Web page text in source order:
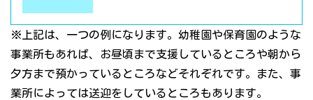
※上記は、一つの例になります。幼稚園や保育園のような
事業所もあれば、お昼頃まで支援しているところや朝から
夕方まで預かっているところなどそれぞれです。また、事
業所によっては送迎をしているところもあります。